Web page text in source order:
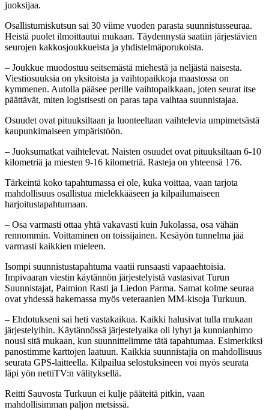
juoksijaa.
Osallistumiskutsun sai 30 viime vuoden parasta suunnistusseuraa.
Heistä puolet ilmoittautui mukaan. Täydennystä saatiin järjestävien
seurojen kakkosjoukkueista ja yhdistelmäporukoista.
– Joukkue muodostuu seitsemästä miehestä ja neljästä naisesta.
Viestiosuuksia on yksitoista ja vaihtopaikkoja maastossa on
kymmenen. Autolla pääsee perille vaihtopaikkaan, joten seurat itse
päättävät, miten logistisesti on paras tapa vaihtaa suunnistajaa.
Osuudet ovat pituuksiltaan ja luonteeltaan vaihtelevia umpimetsästä
kaupunkimaiseen ympäristöön.
– Juoksumatkat vaihtelevat. Naisten osuudet ovat pituuksiltaan 6-10
kilometriä ja miesten 9-16 kilometriä. Rasteja on yhteensä 176.
Tärkeintä koko tapahtumassa ei ole, kuka voittaa, vaan tarjota
mahdollisuus osallistua mielekkääseen ja kilpailumaiseen
harjoitustapahtumaan.
– Osa varmasti ottaa yhtä vakavasti kuin Jukolassa, osa vähän
rennommin. Voittaminen on toissijainen. Kesäyön tunnelma jää
varmasti kaikkien mieleen.
Isompi suunnistustapahtuma vaatii runsaasti vapaaehtoisia.
Impivaaran viestin käytännön järjestelyistä vastasivat Turun
Suunnistajat, Paimion Rasti ja Liedon Parma. Samat kolme seuraa
ovat yhdessä hakemassa myös veteraanien MM-kisoja Turkuun.
– Ehdotukseni sai heti vastakaikua. Kaikki halusivat tulla mukaan
järjestelyihin. Käytännössä järjestelyaika oli lyhyt ja kunnianhimo
nousi sitä mukaan, kun suunnittelimme tätä tapahtumaa. Esimerkiksi
panostimme karttojen laatuun. Kaikkia suunnistajia on mahdollisuus
seurata GPS-laitteella. Kilpailua selostuksineen voi myös seurata
läpi yön nettiTV:n välityksellä.
Reitti Sauvosta Turkuun ei kulje pääteitä pitkin, vaan
mahdollisimman paljon metsissä.